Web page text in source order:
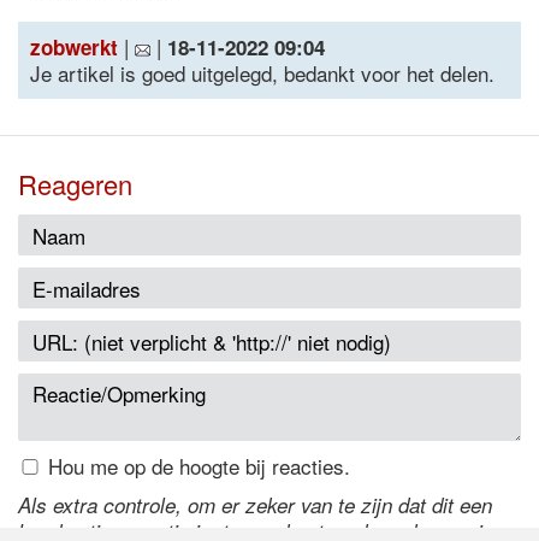
zobwerkt | | 18-11-2022 09:04
Je artikel is goed uitgelegd, bedankt voor het delen.
Reageren
Hou me op de hoogte bij reacties.
Als extra controle, om er zeker van te zijn dat dit een
handmatige reactie is, typ onderstaande code over in